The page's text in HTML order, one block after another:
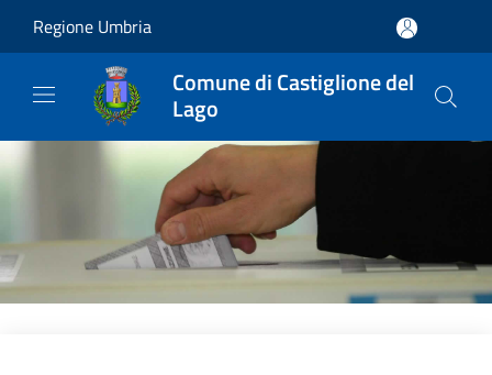
Regione Umbria
Comune di Castiglione del
Lago